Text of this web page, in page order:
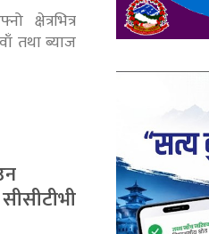
क्षेत्रभित्र
तथा ब्याज